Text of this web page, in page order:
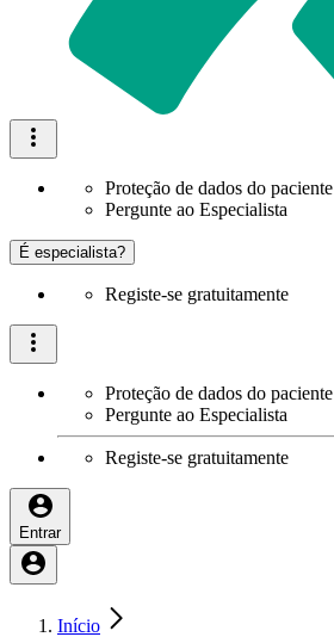
Proteção de dados do paciente
Pergunte ao Especialista
É especialista?
Registe-se gratuitamente
Proteção de dados do paciente
Pergunte ao Especialista
Registe-se gratuitamente
Entrar
Início